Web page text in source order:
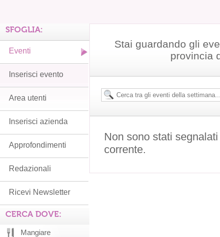
Stai guardando gli
provincia
Non sono stati
corrente.
SFOGLIA:
Eventi
Inserisci evento
Area utenti
Inserisci azienda
Approfondimenti
Redazionali
Ricevi Newsletter
CERCA DOVE:
Mangiare